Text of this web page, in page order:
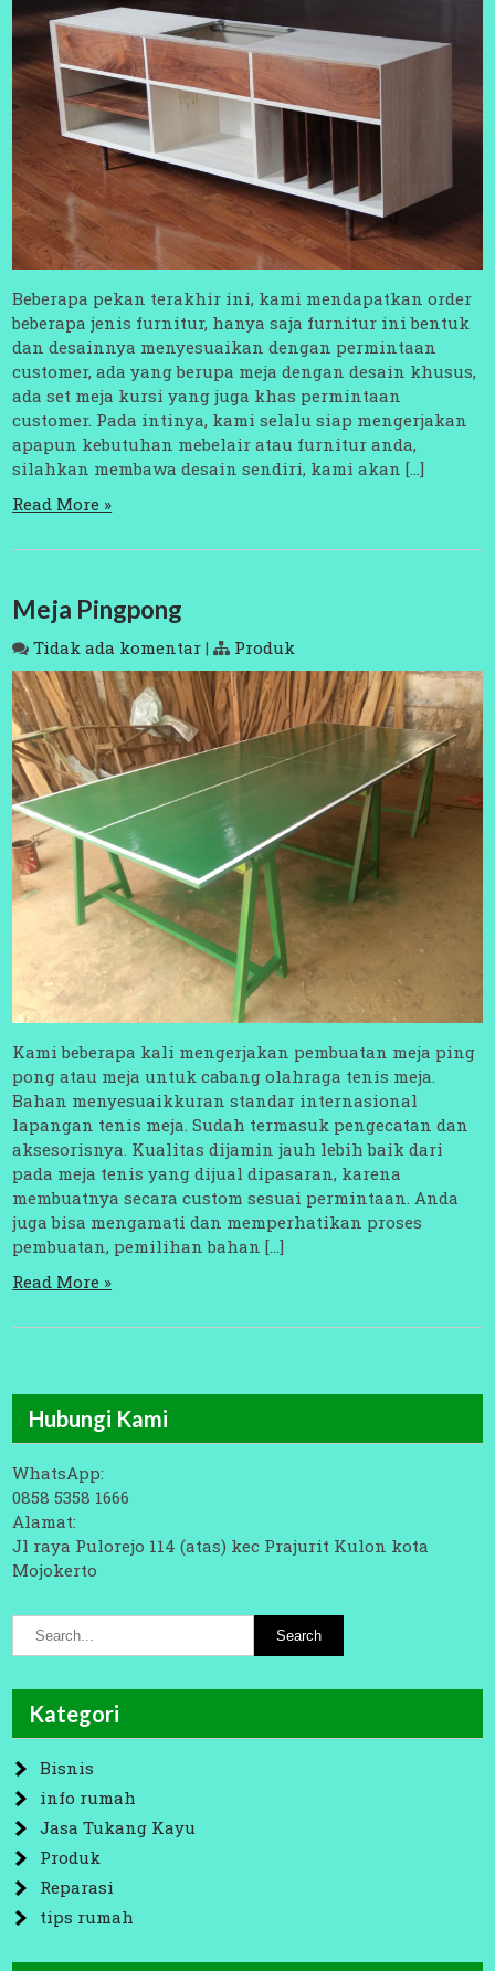
Beberapa pekan terakhir ini, kami mendapatkan order
beberapa jenis furnitur, hanya saja furnitur ini bentuk
dan desainnya menyesuaikan dengan permintaan
customer, ada yang berupa meja dengan desain khusus,
ada set meja kursi yang juga khas permintaan
customer. Pada intinya, kami selalu siap mengerjakan
apapun kebutuhan mebelair atau furnitur anda,
silahkan membawa desain sendiri, kami akan […]
Read More »
Meja Pingpong
Tidak ada komentar | Produk
Kami beberapa kali mengerjakan pembuatan meja ping
pong atau meja untuk cabang olahraga tenis meja.
Bahan menyesuaikkuran standar internasional
lapangan tenis meja. Sudah termasuk pengecatan dan
aksesorisnya. Kualitas dijamin jauh lebih baik dari
pada meja tenis yang dijual dipasaran, karena
membuatnya secara custom sesuai permintaan. Anda
juga bisa mengamati dan memperhatikan proses
pembuatan, pemilihan bahan […]
Read More »
Hubungi Kami
WhatsApp:
0858 5358 1666
Alamat:
Jl raya Pulorejo 114 (atas) kec Prajurit Kulon kota
Mojokerto
Kategori
Bisnis
info rumah
Jasa Tukang Kayu
Produk
Reparasi
tips rumah